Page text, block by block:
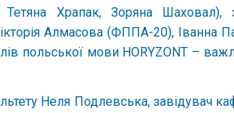
Храпак, Зоряна
Алмасова (ФППА-20), Іванна
польської мови HORYZONT –
Неля Подлевська, завідувач